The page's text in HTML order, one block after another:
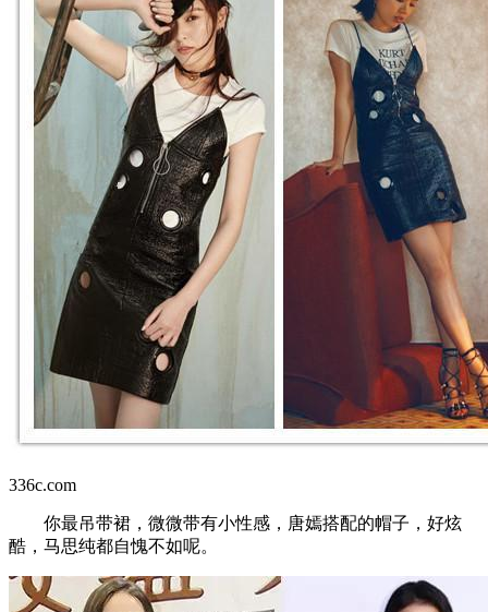
336c.com
你最吊带裙，微微带有小性感，唐嫣搭配的帽子，好炫
酷，马思纯都自愧不如呢。